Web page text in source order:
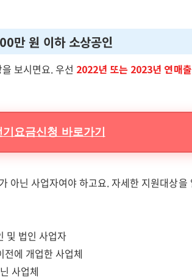
만 원 이하 소상공인
보시면요. 우선 2022년 또는 2023년 연매
기요금신청 바로가기
아닌 사업자여야 하고요. 자세한 지원대상을
및 법인 사업자
에 개업한 사업체
사업체